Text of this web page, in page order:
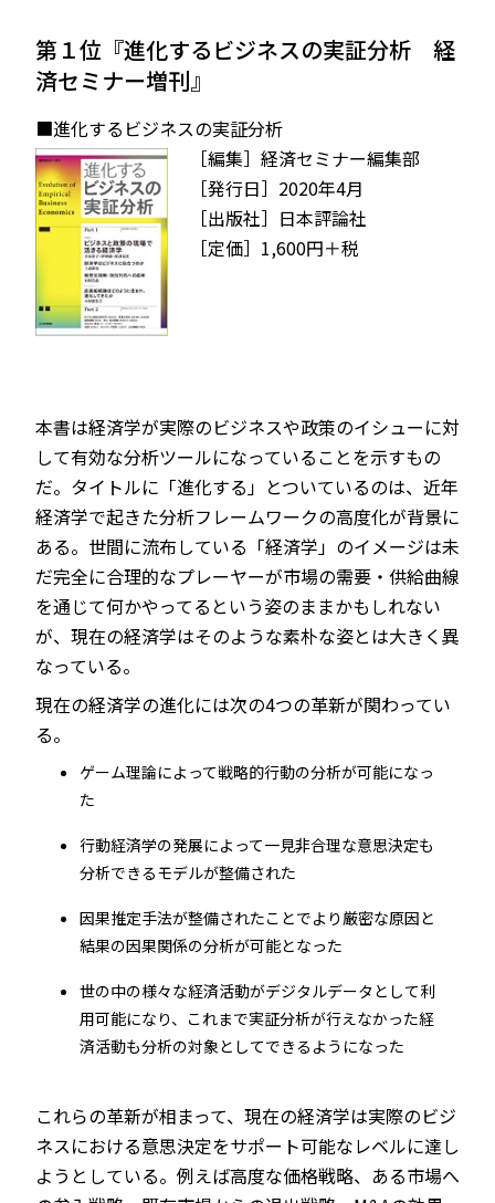
第１位『進化するビジネスの実証分析 経
済セミナー増刊』
■進化するビジネスの実証分析
［編集］経済セミナー編集部
［発行日］2020年4月
［出版社］日本評論社
［定価］1,600円＋税
本書は経済学が実際のビジネスや政策のイシューに対
して有効な分析ツールになっていることを示すもの
だ。タイトルに「進化する」とついているのは、近年
経済学で起きた分析フレームワークの高度化が背景に
ある。世間に流布している「経済学」のイメージは未
だ完全に合理的なプレーヤーが市場の需要・供給曲線
を通じて何かやってるという姿のままかもしれない
が、現在の経済学はそのような素朴な姿とは大きく異
なっている。
現在の経済学の進化には次の4つの革新が関わってい
る。
ゲーム理論によって戦略的行動の分析が可能になっ
た
行動経済学の発展によって一見非合理な意思決定も
分析できるモデルが整備された
因果推定手法が整備されたことでより厳密な原因と
結果の因果関係の分析が可能となった
世の中の様々な経済活動がデジタルデータとして利
用可能になり、これまで実証分析が行えなかった経
済活動も分析の対象としてできるようになった
これらの革新が相まって、現在の経済学は実際のビジ
ネスにおける意思決定をサポート可能なレベルに達し
ようとしている。例えば高度な価格戦略、ある市場へ